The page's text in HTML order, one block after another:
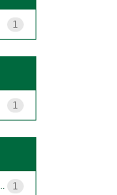
1
1
1